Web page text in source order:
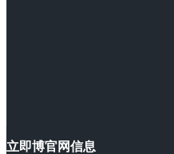
立即博官网信息